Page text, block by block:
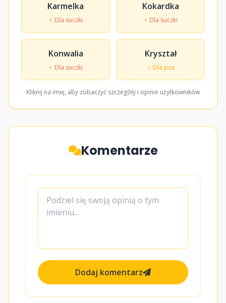
Karmelka
♀ Dla suczki
Kokardka
♀ Dla suczki
Konwalia
♀ Dla suczki
Kryształ
♂ Dla psa
Kliknij na imię, aby zobaczyć szczegóły i opinie użytkowników
Komentarze
Dodaj komentarz